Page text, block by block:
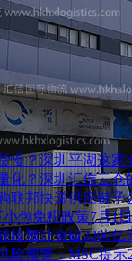
慢？深圳平湖这家
化？深圳汇信云仓
联邦快递供应链
小包免税政策7月
模预计突破2200
险预警：MSC提